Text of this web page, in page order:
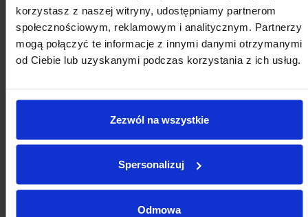
korzystasz z naszej witryny, udostępniamy partnerom
społecznościowym, reklamowym i analitycznym. Partnerzy
mogą połączyć te informacje z innymi danymi otrzymanymi
od Ciebie lub uzyskanymi podczas korzystania z ich usług.
Zezwól na wszystkie
Spersonalizuj
Odmowa
3 4 5 6 7 8 9
11 12 13
17 18 19 20 21 22 23
2 3 4